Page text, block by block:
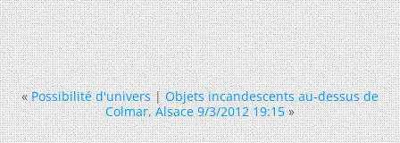
« Possibilité d'univers|Objets incandescents au-dessus de
Colmar, Alsace 9/3/2012 19:15 »